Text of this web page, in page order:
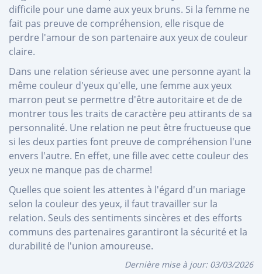
difficile pour une dame aux yeux bruns. Si la femme ne
fait pas preuve de compréhension, elle risque de
perdre l'amour de son partenaire aux yeux de couleur
claire.
Dans une relation sérieuse avec une personne ayant la
même couleur d'yeux qu'elle, une femme aux yeux
marron peut se permettre d'être autoritaire et de de
montrer tous les traits de caractère peu attirants de sa
personnalité. Une relation ne peut être fructueuse que
si les deux parties font preuve de compréhension l'une
envers l'autre. En effet, une fille avec cette couleur des
yeux ne manque pas de charme!
Quelles que soient les attentes à l'égard d'un mariage
selon la couleur des yeux, il faut travailler sur la
relation. Seuls des sentiments sincères et des efforts
communs des partenaires garantiront la sécurité et la
durabilité de l'union amoureuse.
Dernière mise à jour: 03/03/2026